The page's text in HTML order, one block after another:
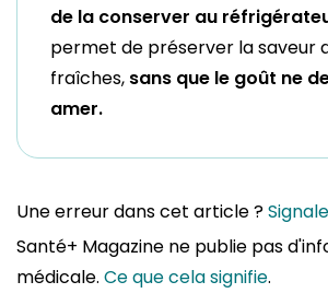
de la conserver au
permet de préserver la saveur
fraîches, sans que le goût ne
amer.
Une erreur dans cet article ?
Santé+ Magazine ne publie pas
médicale. Ce que cela signifie.